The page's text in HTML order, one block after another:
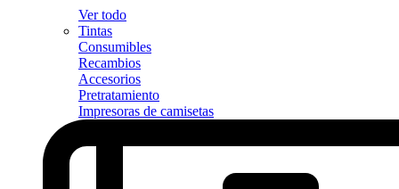
Ver todo
Tintas
Consumibles
Recambios
Accesorios
Pretratamiento
Impresoras de camisetas